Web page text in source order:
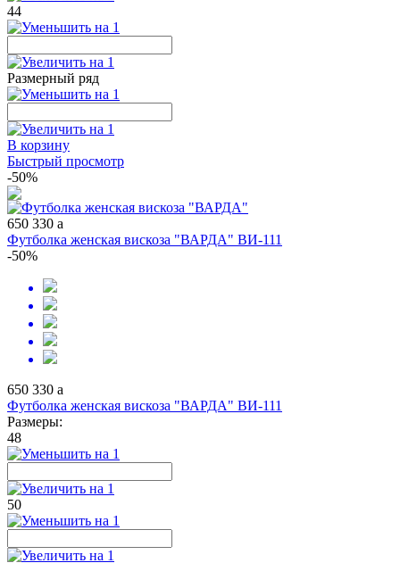
44
Размерный ряд
В корзину
Быстрый просмотр
-50%
650 330 a
Футболка женская вискоза "ВАРДА" ВИ-111
-50%
650 330 a
Футболка женская вискоза "ВАРДА" ВИ-111
Размеры:
48
50